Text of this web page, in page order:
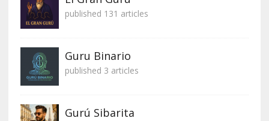
published 131 articles
Guru Binario
published 3 articles
Gurú Sibarita